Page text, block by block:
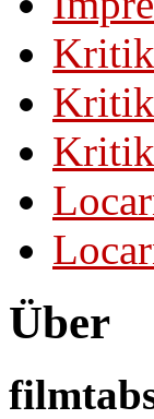
Über